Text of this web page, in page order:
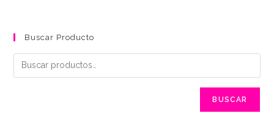
Buscar Producto
BUSCAR